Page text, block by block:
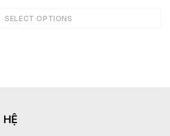
SELECT OPTIONS
HỆ